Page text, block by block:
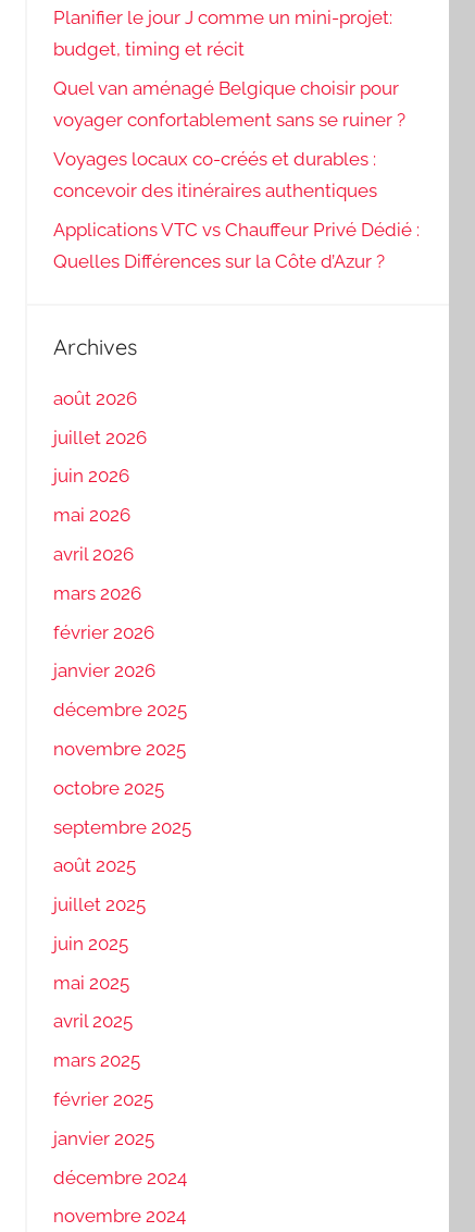
Planifier le jour J comme un mini-projet:
budget, timing et récit
Quel van aménagé Belgique choisir pour
voyager confortablement sans se ruiner ?
Voyages locaux co-créés et durables :
concevoir des itinéraires authentiques
Applications VTC vs Chauffeur Privé Dédié :
Quelles Différences sur la Côte d’Azur ?
Archives
août 2026
juillet 2026
juin 2026
mai 2026
avril 2026
mars 2026
février 2026
janvier 2026
décembre 2025
novembre 2025
octobre 2025
septembre 2025
août 2025
juillet 2025
juin 2025
mai 2025
avril 2025
mars 2025
février 2025
janvier 2025
décembre 2024
novembre 2024